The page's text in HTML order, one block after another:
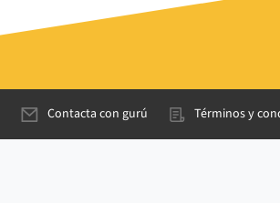
Contacta con gurú Términos y